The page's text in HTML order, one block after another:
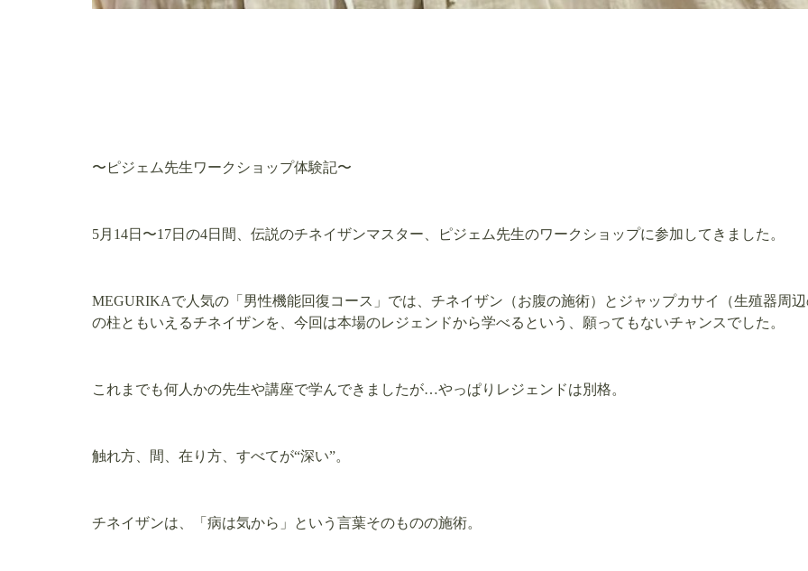
〜ピジェム先生ワークショップ体験記〜
5月14日〜17日の4日間、伝説のチネイザンマスター、ピジェム先生のワークショップに参加してきました。
MEGURIKAで人気の「男性機能回復コース」では、チネイザン（お腹の施術）とジャップカサイ（生殖器周
の柱ともいえるチネイザンを、今回は本場のレジェンドから学べるという、願ってもないチャンスでした。
これまでも何人かの先生や講座で学んできましたが…やっぱりレジェンドは別格。
触れ方、間、在り方、すべてが“深い”。
チネイザンは、「病は気から」という言葉そのものの施術。